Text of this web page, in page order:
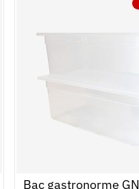
Bac gastronorme